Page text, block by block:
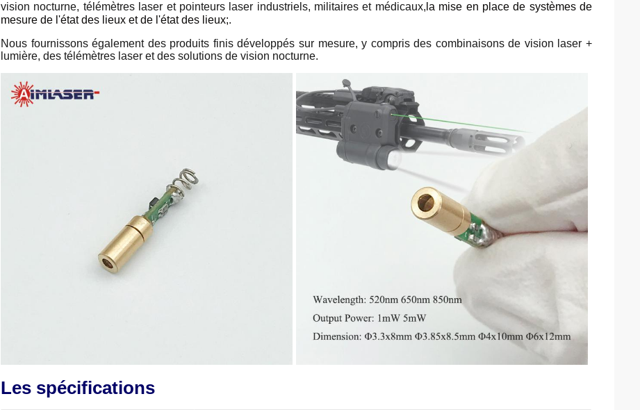
vision nocturne, télémètres laser et pointeurs laser industriels, militaires et médicaux, la mise en place de systèmes de
mesure de l'état des lieux et de l'état des lieux;.
Nous fournissons également des produits finis développés sur mesure, y compris des combinaisons de vision laser +
lumière, des télémètres laser et des solutions de vision nocturne.
Les spécifications